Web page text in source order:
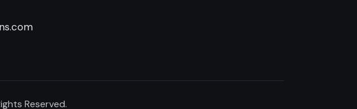
Reserved.